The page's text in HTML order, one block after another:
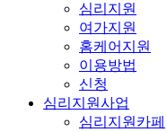
심리지원
여가지원
홈케어지원
이용방법
신청
심리지원사업
심리지원카페